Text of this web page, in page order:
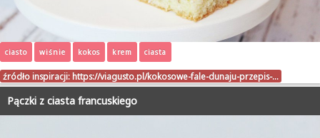
ciasto wiśnie kokos krem ciasta
źródło inspiracji: https://viagusto.pl/kokosowe-fale-dunaju-przepis-…
Pączki z ciasta francuskiego